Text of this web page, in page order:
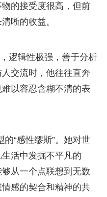
的接受度很高，但前
晰的收益。
逻辑性极强，善于分析
交流时，他往往直奔
以容忍含糊不清的表
“感性缪斯”。她对世
活中发掘不平凡的
从一个点联想到无数
感的契合和精神的共